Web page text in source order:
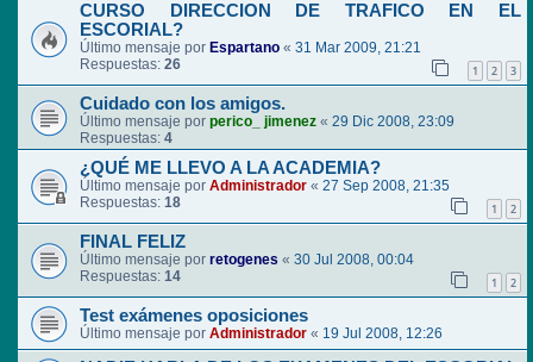
CURSO DIRECCION DE TRAFICO EN EL
ESCORIAL?
Último mensaje por Espartano « 31 Mar 2009, 21:21
Respuestas: 26 1 2 3
Cuidado con los amigos.
Último mensaje por perico_ jimenez « 29 Dic 2008, 23:09
Respuestas: 4
¿QUÉ ME LLEVO A LA ACADEMIA?
Último mensaje por Administrador « 27 Sep 2008, 21:35
Respuestas: 18 1 2
FINAL FELIZ
Último mensaje por retogenes « 30 Jul 2008, 00:04
Respuestas: 14 1 2
Test exámenes oposiciones
Último mensaje por Administrador « 19 Jul 2008, 12:26